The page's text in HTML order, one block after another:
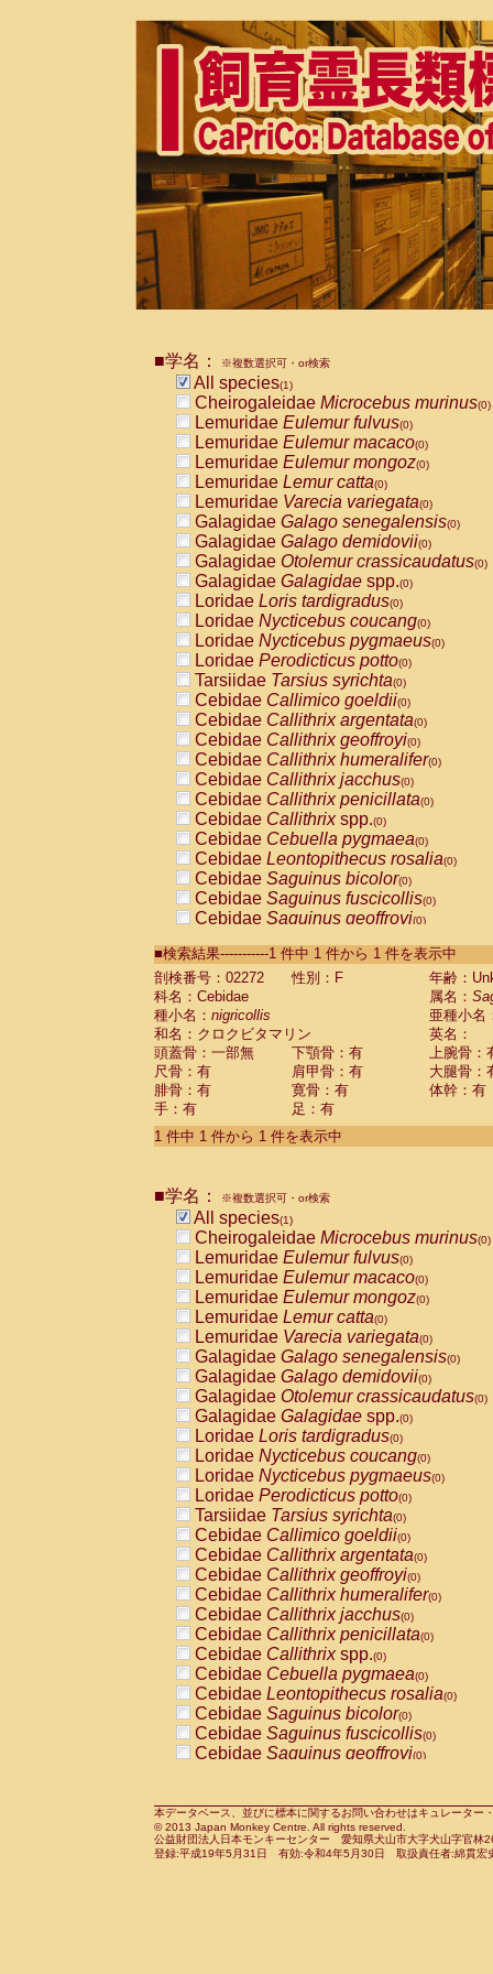
■学名： ※複数選択可・or検索
All species(1)
Cheirogaleidae Microcebus murinus(0)
Lemuridae Eulemur fulvus(0)
Lemuridae Eulemur macaco(0)
Lemuridae Eulemur mongoz(0)
Lemuridae Lemur catta(0)
Lemuridae Varecia variegata(0)
Galagidae Galago senegalensis(0)
Galagidae Galago demidovii(0)
Galagidae Otolemur crassicaudatus(0)
Galagidae Galagidae spp.(0)
Loridae Loris tardigradus(0)
Loridae Nycticebus coucang(0)
Loridae Nycticebus pygmaeus(0)
Loridae Perodicticus potto(0)
Tarsiidae Tarsius syrichta(0)
Cebidae Callimico goeldii(0)
Cebidae Callithrix argentata(0)
Cebidae Callithrix geoffroyi(0)
Cebidae Callithrix humeralifer(0)
Cebidae Callithrix jacchus(0)
Cebidae Callithrix penicillata(0)
Cebidae Callithrixspp.(0)
Cebidae Cebuella pygmaea(0)
Cebidae Leontopithecus rosalia(0)
Cebidae Saguinus bicolor(0)
Cebidae Saguinus fuscicollis(0)
Cebidae Saguinus geoffroyi(0)
CebidaeSaguinus labiatus(0)
Cebidae Saguinus leucopus (0)
Cebidae
CebidaeSaguinus mystax
CebidaeSaguinus nigricollis (1)
Cebidae Saguinus oedipus
Cebidae Saguinus weddelli
Cebidae Saguinusspp.
Cebidae Aotus trivirgatus
Cebidae Cebus albifrons
CebidaeCebus nigrivittatus
CebidaeCebus
CebidaeSaimiri boliviensis(0)
CebidaeSaimiri sciureus(0)
AtelidaeAlouatta caraya(0)
AtelidaeAlouatta fusca(0)
AtelidaeAlouatta seniculus
AtelidaeAlouattaspp.(0)
AtelidaeAteles belzebuth(0)
AtelidaeAteles geoffroyi(0)
AtelidaeAteles paniscus(0)
AtelidaeAtelesspp.(0)
Atelidae Lagothrix lagothricha
AtelidaeLagothrix lagothricha cana
PitheciidaeCacajao calvus
PitheciidaeCallicebus cupreus
PitheciidaeCallicebus donacophilus
PitheciidaeCallicebus moloch
PitheciidaeCallicebus torquatus
PitheciidaeCallicebusspp.(0)
PitheciidaeChiropotes satanas(0)
PitheciidaePithecia monachus
PitheciidaePithecia pithecia(0)
CercopithecidaeCercocebus agilis
CercopithecidaeCercocebus
CercopithecidaeCercocebus
CercopithecidaeCercocebus
CercopithecidaeCercocebus
CercopithecidaeCercocebushybrid
CercopithecidaePapio anubis(0)
CercopithecidaePapio cynocephalus
CercopithecidaePapio hamadryas(0)
■検索結果-----------1 件中 1 件から 1 件を表示中
剖検番号：02272
性別：F
年齢：
科名：Cebidae
属名：
種小名： nigricollis
亜種小名
和名：クロクビタマリン
英名：
頭蓋骨：一部無
下顎骨：有
上腕骨：
尺骨：有
肩甲骨：有
大腿骨：
腓骨：有
寛骨：有
体幹：有
手：有
足：有
1 件中 1 件から 1 件を表示中
■学名： ※複数選択可・or検索
All species(1)
Cheirogaleidae Microcebus murinus(0)
Lemuridae Eulemur fulvus(0)
Lemuridae Eulemur macaco(0)
Lemuridae Eulemur mongoz(0)
Lemuridae Lemur catta(0)
Lemuridae Varecia variegata(0)
Galagidae Galago senegalensis(0)
Galagidae Galago demidovii(0)
Galagidae Otolemur crassicaudatus(0)
Galagidae Galagidae spp.(0)
Loridae Loris tardigradus(0)
Loridae Nycticebus coucang(0)
Loridae Nycticebus pygmaeus(0)
Loridae Perodicticus potto(0)
Tarsiidae Tarsius syrichta(0)
Cebidae Callimico goeldii(0)
Cebidae Callithrix argentata(0)
Cebidae Callithrix geoffroyi(0)
Cebidae Callithrix humeralifer(0)
Cebidae Callithrix jacchus(0)
Cebidae Callithrix penicillata(0)
Cebidae Callithrixspp.(0)
Cebidae Cebuella pygmaea(0)
Cebidae Leontopithecus rosalia(0)
Cebidae Saguinus bicolor(0)
Cebidae Saguinus fuscicollis(0)
Cebidae Saguinus geoffroyi(0)
CebidaeSaguinus leucopus(0)
CebidaeSaguinus midas(0)
Cebidae Saguinus mystax(0)
本データベース、並びに標本に関するお問い合わせはキュレータ
© 2013 Japan Monkey Centre. All rights reserved.
公益財団法人日本モンキーセンター 愛知県犬山市大字犬山字官
登録:平成19年5月31日 有効:令和4年5月30日 取扱責任者:綿貫宏